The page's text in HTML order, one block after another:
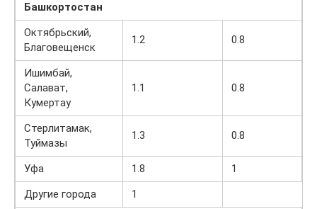
Башкортостан
Октябрьский,
Благовещенск
1.2 0.8
Ишимбай,
Салават,
Кумертау
1.1 0.8
Стерлитамак,
Туймазы
1.3 0.8
Уфа 1.8
1
Другие города
1